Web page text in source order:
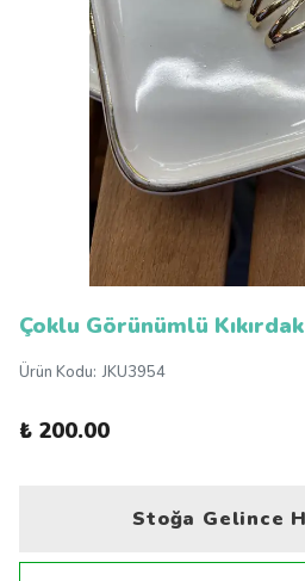
Çoklu Görünümlü
Ürün Kodu: JKU3954
₺ 200.00
Stoğa Gelince